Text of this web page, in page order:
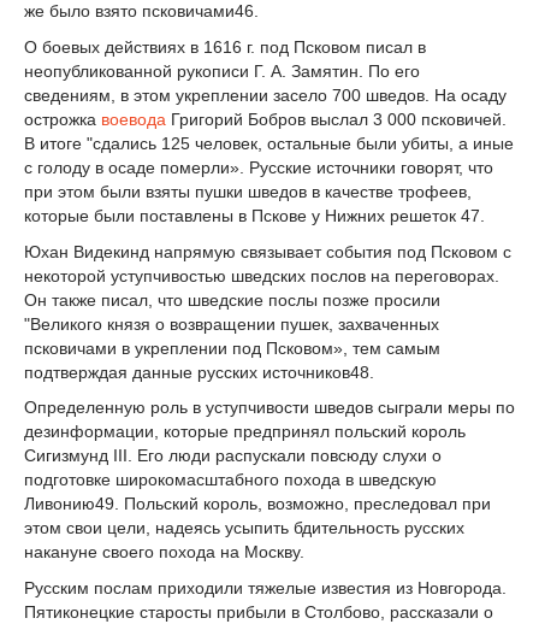
же было взято псковичами46
О боевых действиях в 1616 г. под Псковом писал в
неопубликованной рукописи Г. А. Замятин. По его
сведениям, в этом укреплении засело 700 шведов. На осаду
ост­рожка воевода Григорий Бобров выслал 3 000 псковичей.
В итоге "сдались 125 человек, остальные были убиты, а иные
с голоду в осаде померли». Русские источники говорят, что
при этом были взяты пушки шведов в качестве трофеев,
которые были поставлены в Пскове у Нижних решеток 47
Юхан Видекинд напрямую связывает события под Псковом с
некоторой уступчиво­стью шведских послов на переговорах.
Он также писал, что шведские послы позже про­сили
"Великого князя о возвращении пушек, захваченных
псковичами в укреплении под Псковом», тем самым
подтверждая данные русских источников48
Определенную роль в уступчивости шведов сыграли меры по
дезинформации, кото­рые предпринял польский король
Сигизмунд III. Его люди распускали повсюду слухи о
подготовке широкомасштабного похода в шведскую
Ливонию49. Польский король, воз­можно, преследовал при
этом свои цели, надеясь усыпить бдительность русских
накану­не своего похода на Москву.
Русским послам приходили тяжелые известия из Новгорода.
Пятиконецкие старосты прибыли в Столбово, рассказали о